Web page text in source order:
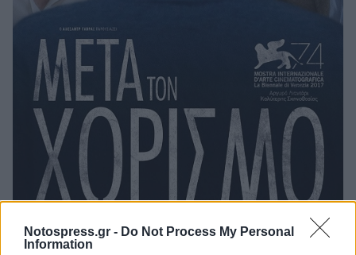
Notospress.gr - Do Not Process My Personal
Information